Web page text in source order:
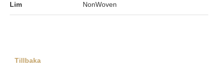
Lim NonWoven
Tillbaka